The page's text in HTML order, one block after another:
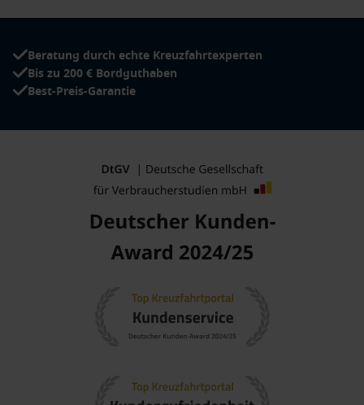
Beratung durch echte Kreuzfahrtexperten
Bis zu 200 € Bordguthaben
Best-Preis-Garantie